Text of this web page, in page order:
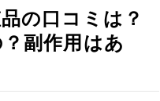
の口コミは？
副作用はあ